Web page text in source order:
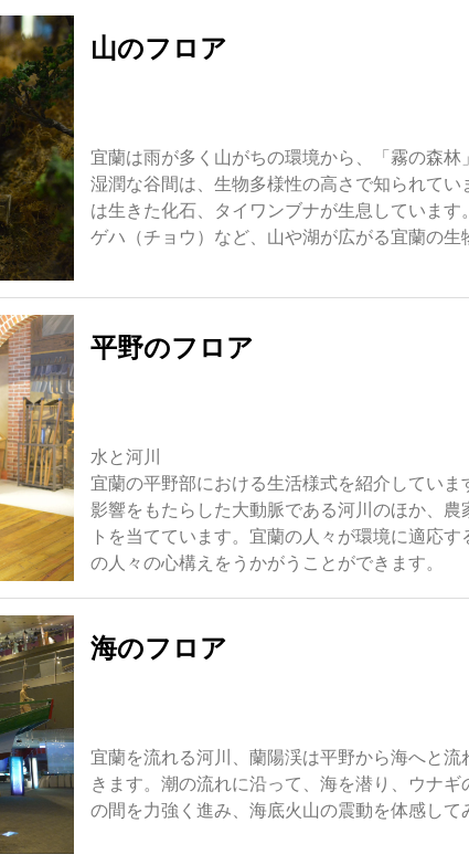
山のフロア
宜蘭は雨が多く山がちの環境から、「霧の森
湿潤な谷間は、生物多様性の高さで知られて
は生きた化石、タイワンブナが生息していま
ゲハ（チョウ）など、山や湖が広がる宜蘭の生
平野のフロア
水と河川
宜蘭の平野部における生活様式を紹介してい
影響をもたらした大動脈である河川のほか、
トを当てています。宜蘭の人々が環境に適応
の人々の心構えをうかがうことができます。
海のフロア
宜蘭を流れる河川、蘭陽渓は平野から海へと
きます。潮の流れに沿って、海を潜り、ウナ
の間を力強く進み、海底火山の震動を体感して